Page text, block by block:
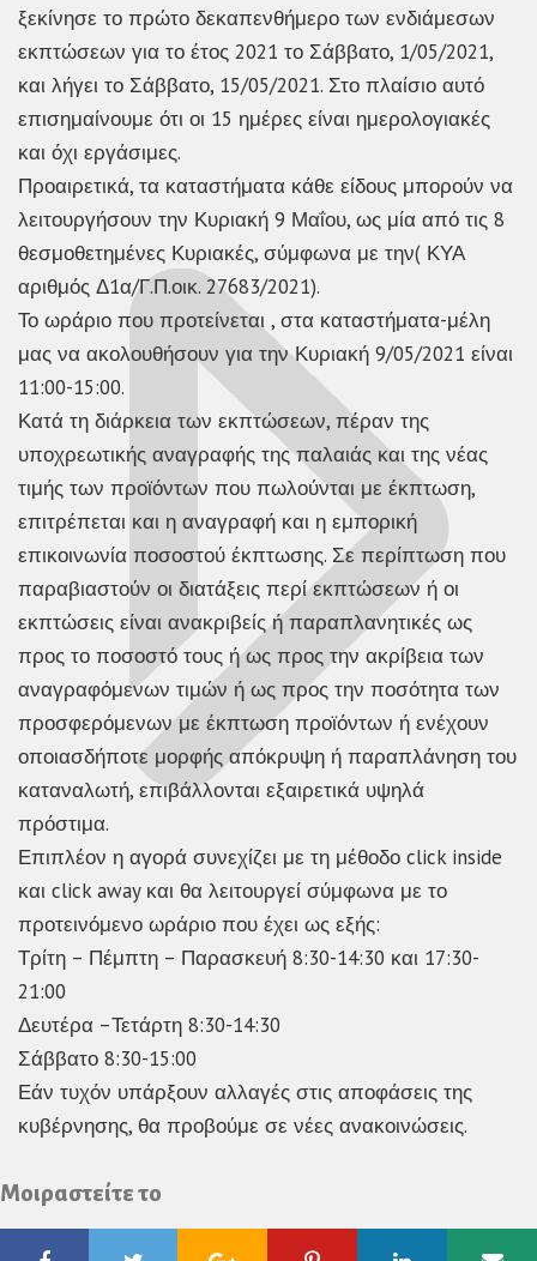
ξεκίνησε το πρώτο δεκαπενθήμερο των ενδιάμεσων
εκπτώσεων για το έτος 2021 το Σάββατο, 1/05/2021,
και λήγει το Σάββατο, 15/05/2021. Στο πλαίσιο αυτό
επισημαίνουμε ότι οι 15 ημέρες είναι ημερολογιακές
και όχι εργάσιμες.
Προαιρετικά, τα καταστήματα κάθε είδους μπορούν να
λειτουργήσουν την Κυριακή 9 Μαΐου, ως μία από τις 8
θεσμοθετημένες Κυριακές, σύμφωνα με την( ΚΥΑ
αριθμός Δ1α/Γ.Π.οικ. 27683/2021).
Το ωράριο που προτείνεται , στα καταστήματα-μέλη
μας να ακολουθήσουν για την Κυριακή 9/05/2021 είναι
11:00-15:00.
Κατά τη διάρκεια των εκπτώσεων, πέραν της
υποχρεωτικής αναγραφής της παλαιάς και της νέας
τιμής των προϊόντων που πωλούνται με έκπτωση,
επιτρέπεται και η αναγραφή και η εμπορική
επικοινωνία ποσοστού έκπτωσης. Σε περίπτωση που
παραβιαστούν οι διατάξεις περί εκπτώσεων ή οι
εκπτώσεις είναι ανακριβείς ή παραπλανητικές ως
προς το ποσοστό τους ή ως προς την ακρίβεια των
αναγραφόμενων τιμών ή ως προς την ποσότητα των
προσφερόμενων με έκπτωση προϊόντων ή ενέχουν
οποιασδήποτε μορφής απόκρυψη ή παραπλάνηση του
καταναλωτή, επιβάλλονται εξαιρετικά υψηλά
πρόστιμα.
Επιπλέον η αγορά συνεχίζει με τη μέθοδο click inside
και click away και θα λειτουργεί σύμφωνα με το
προτεινόμενο ωράριο που έχει ως εξής:
Τρίτη – Πέμπτη – Παρασκευή 8:30-14:30 και 17:30-
21:00
Δευτέρα –Τετάρτη 8:30-14:30
Σάββατο 8:30-15:00
Εάν τυχόν υπάρξουν αλλαγές στις αποφάσεις της
κυβέρνησης, θα προβούμε σε νέες ανακοινώσεις.
Μοιραστείτε το